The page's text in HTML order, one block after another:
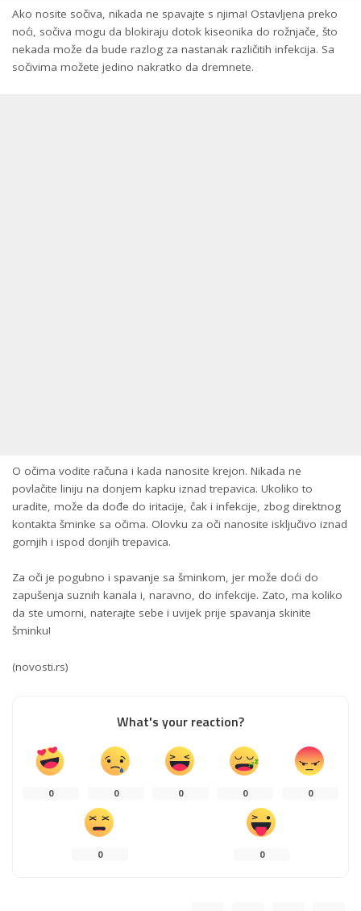
Ako nosite sočiva, nikada ne spavajte s njima! Ostavljena preko
noći, sočiva mogu da blokiraju dotok kiseonika do rožnjače, što
nekada može da bude razlog za nastanak različitih infekcija. Sa
sočivima možete jedino nakratko da dremnete.
O očima vodite računa i kada nanosite krejon. Nikada ne
povlačite liniju na donjem kapku iznad trepavica. Ukoliko to
uradite, može da dođe do iritacije, čak i infekcije, zbog direktnog
kontakta šminke sa očima. Olovku za oči nanosite isključivo iznad
gornjih i ispod donjih trepavica.
Za oči je pogubno i spavanje sa šminkom, jer može doći do
zapušenja suznih kanala i, naravno, do infekcije. Zato, ma koliko
da ste umorni, naterajte sebe i uvijek prije spavanja skinite
šminku!
(novosti.rs)
What's your reaction?
0 0 0 0 0
0 0